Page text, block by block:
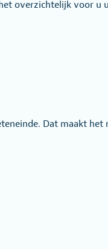
overzichtelijk voor u
Dat maakt het